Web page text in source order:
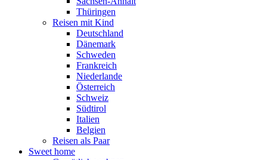
Thüringen
Reisen mit Kind
Deutschland
Dänemark
Schweden
Frankreich
Niederlande
Österreich
Schweiz
Südtirol
Italien
Belgien
Reisen als Paar
Sweet home